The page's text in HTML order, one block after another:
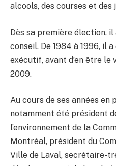
alcools, des courses et des
Dès sa première élection,
conseil. De 1984 à 1996, il
exécutif, avant d’en être le
2009.
Au cours de ses années en
notamment été président
l’environnement de la
Montréal, président du
Ville de Laval, secrétaire-